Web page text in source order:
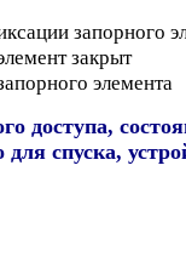
запорного
закрыт
элемента
доступа,
спуска,